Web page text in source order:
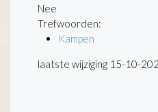
Nee
Trefwoorden:
Kampen
laatste wijziging 15-10-